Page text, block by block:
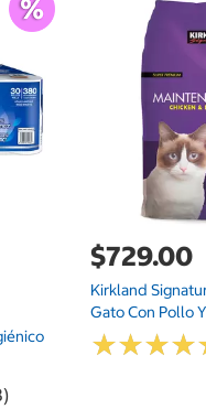
$729.00
Kirkland
Gato Con Pollo
★★★★
★★★★